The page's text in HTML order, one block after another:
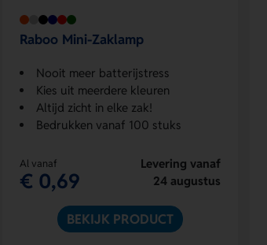
Raboo Mini-Zaklamp
Nooit meer batterijstress
Kies uit meerdere kleuren
Altijd zicht in elke zak!
Bedrukken vanaf 100 stuks
Al vanaf
€ 0,69
Levering vanaf
24 augustus
BEKIJK PRODUCT